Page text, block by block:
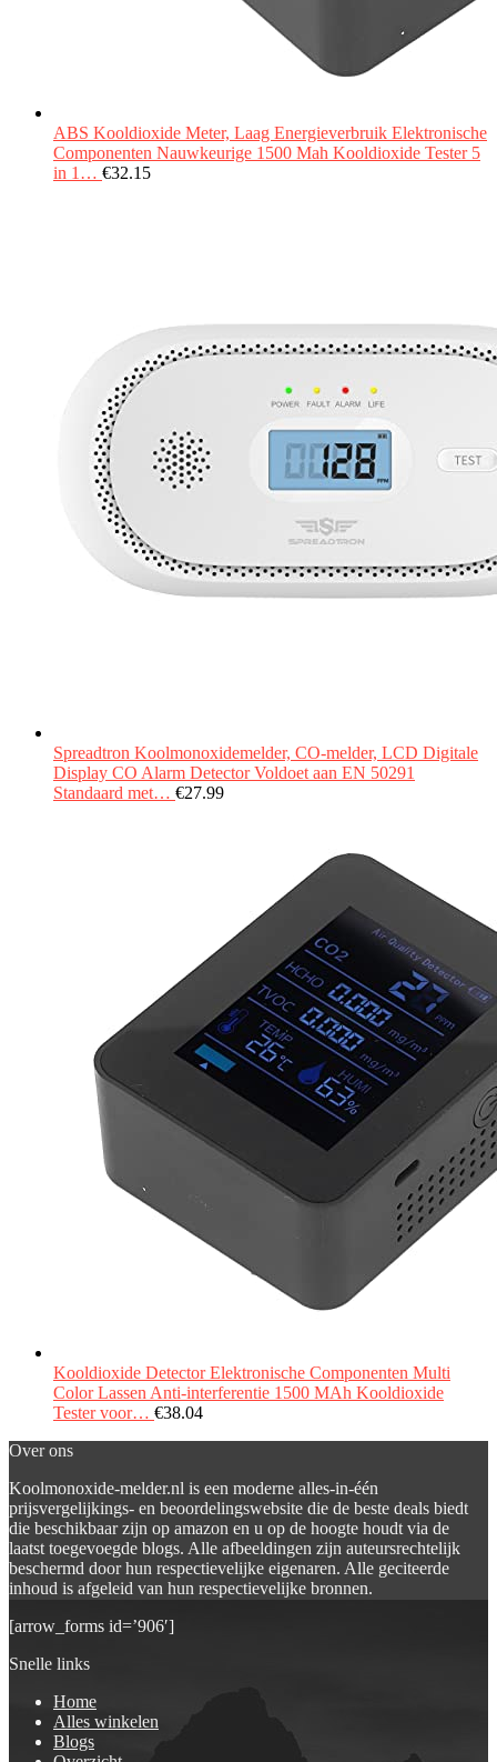
ABS Kooldioxide Meter, Laag Energieverbruik Elektronische
Componenten Nauwkeurige 1500 Mah Kooldioxide Tester 5
in 1… €32.15
Spreadtron Koolmonoxidemelder, CO-melder, LCD Digitale
Display CO Alarm Detector Voldoet aan EN 50291
Standaard met… €27.99
Kooldioxide Detector Elektronische Componenten Multi
Color Lassen Anti-interferentie 1500 MAh Kooldioxide
Tester voor… €38.04
Over ons
Koolmonoxide-melder.nl is een moderne alles-in-één
prijsvergelijkings- en beoordelingswebsite die de beste deals biedt
die beschikbaar zijn op amazon en u op de hoogte houdt via de
laatst toegevoegde blogs. Alle afbeeldingen zijn auteursrechtelijk
beschermd door hun respectievelijke eigenaren. Alle geciteerde
inhoud is afgeleid van hun respectievelijke bronnen.
[arrow_forms id=’906′]
Snelle links
Home
Alles winkelen
Blogs